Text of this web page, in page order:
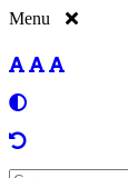
Menu